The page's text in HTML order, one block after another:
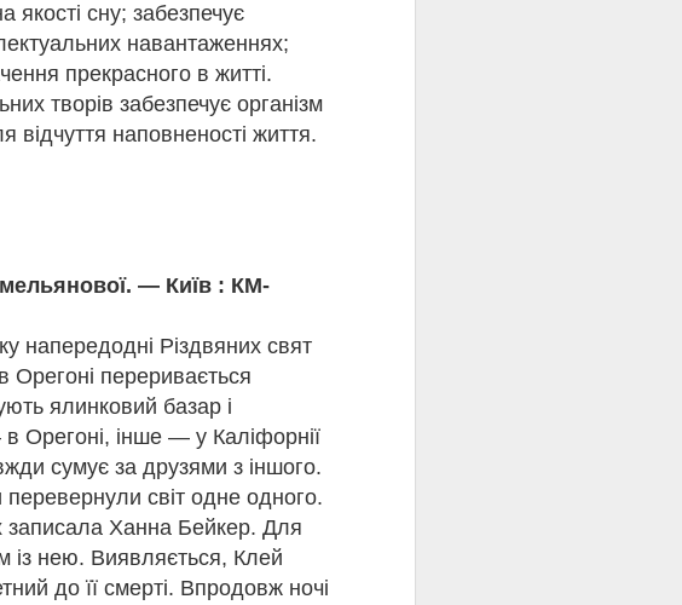
якості сну; забезпечує
навантаженнях;
прекрасного в житті.
творів забезпечує організм
відчуття наповненості життя.
— Київ : КМ-
напередодні Різдвяних свят
Орегоні переривається
ялинковий базар і
Орегоні, інше — у Каліфорнії
сумує за друзями з іншого.
світ одне одного.
записала Ханна Бейкер. Для
із нею. Виявляється, Клей
до її смерті. Впродовж ночі
і лікар, один з
психологічним творам, у яких
та релігійної етики. Його
медичну освіту в Університеті
дебютний роман «Замок Броуді»
недоліки британської
Твори Кроніна поєднують
Його культові романи «Цитадель»,
і сьогодні не втрачають
вибору та людської гідності.
відчуття радості і тріумфу
Це усвідомлюють його герої, що
Письменник вірить у
свою гідність. Він пише про те, як
на щастя, співчуває бідам і
Kроніна, пов’язана з критикою